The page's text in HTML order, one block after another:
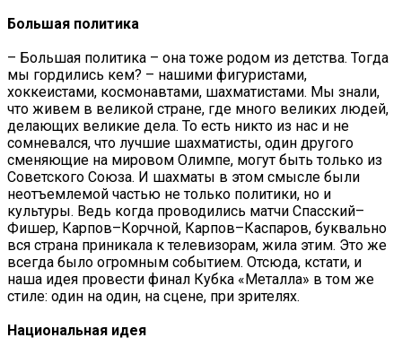
Большая политика
– Большая политика – она тоже родом из детства. Тогда
мы гордились кем? – нашими фигуристами,
хоккеистами, космонавтами, шахматистами. Мы знали,
что живем в великой стране, где много великих людей,
делающих великие дела. То есть никто из нас и не
сомневался, что лучшие шахматисты, один другого
сменяющие на мировом Олимпе, могут быть только из
Советского Союза. И шахматы в этом смысле были
неотъемлемой частью не только политики, но и
культуры. Ведь когда проводились матчи Спасский–
Фишер, Карпов–Корчной, Карпов–Каспаров, буквально
вся страна приникала к телевизорам, жила этим. Это же
всегда было огромным событием. Отсюда, кстати, и
наша идея провести финал Кубка «Металла» в том же
стиле: один на один, на сцене, при зрителях.
Национальная идея